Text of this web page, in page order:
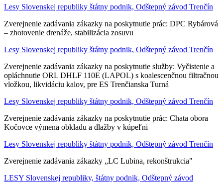
Lesy Slovenskej republiky štátny podnik, Odštepný závod Trenčín
Zverejnenie zadávania zákazky na poskytnutie prác: DPC Rybárová
– zhotovenie drenáže, stabilizácia zosuvu
Lesy Slovenskej republiky štátny podnik, Odštepný závod Trenčín
Zverejnenie zadávania zákazky na poskytnutie služby: Vyčistenie a
opláchnutie ORL DHLF 110E (LAPOL) s koalescenčnou filtračnou
vložkou, likvidáciu kalov, pre ES Trenčianska Turná
Lesy Slovenskej republiky štátny podnik, Odštepný závod Trenčín
Zverejnenie zadávania zákazky na poskytnutie prác: Chata obora
Kočovce výmena obkladu a dlažby v kúpeľni
Lesy Slovenskej republiky štátny podnik, Odštepný závod Trenčín
Zverejnenie zadávania zákazky „LC Lubina, rekonštrukcia"
LESY Slovenskej republiky, štátny podnik, Odštepný závod